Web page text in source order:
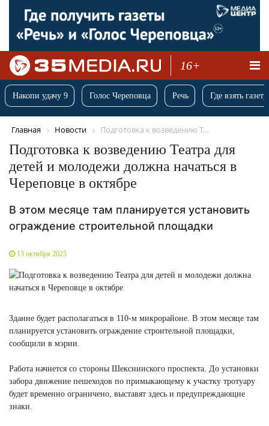
16+
Накопи удачу 9 Голос Череповца Речь Где взять
Главная Новости Подготовка к возведению Т...
Подготовка к возведению Театра для
детей и молодежи должна начаться в
Череповце в октябре
В этом месяце там планируется установить
ограждение строительной площадки
13 октября 2025
Здание будет располагаться в 110-м микрорайоне. В этом месяце там
планируется установить ограждение строительной площадки,
сообщили в мэрии.
Работа начнется со стороны Шекснинского проспекта. До установки
забора движение пешеходов по примыкающему к участку тротуару
будет временно ограничено, выставят здесь и предупреждающие
знаки.